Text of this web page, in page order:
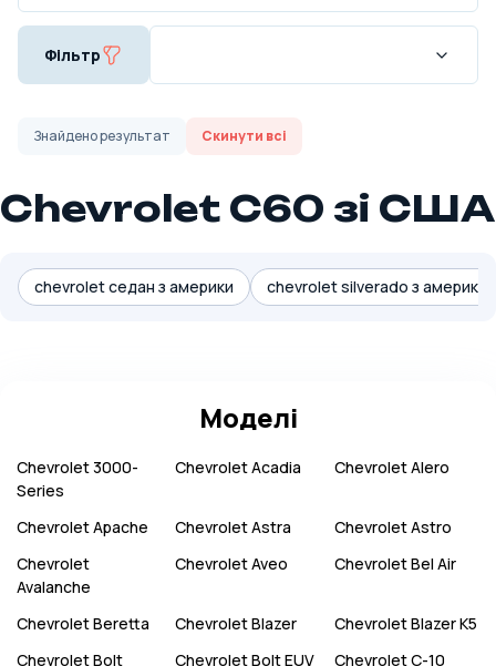
Фільтр
Знайденорезультат Скинути всі
Chevrolet C60 зі США
chevrolet седан з америки chevrolet silverado з америки
Моделі
Chevrolet3000-
Series
ChevroletAcadia ChevroletAlero
ChevroletApache ChevroletAstra ChevroletAstro
Chevrolet
Avalanche
ChevroletAveo ChevroletBel Air
ChevroletBeretta ChevroletBlazer ChevroletBlazer K5
ChevroletBolt ChevroletBolt EUV ChevroletC-10